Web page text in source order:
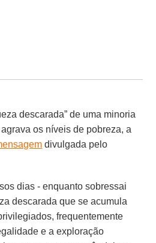
descarada” de uma minoria
os níveis de pobreza, a
divulgada pelo
dias - enquanto sobressai
descarada que se acumula
frequentemente
e a exploração